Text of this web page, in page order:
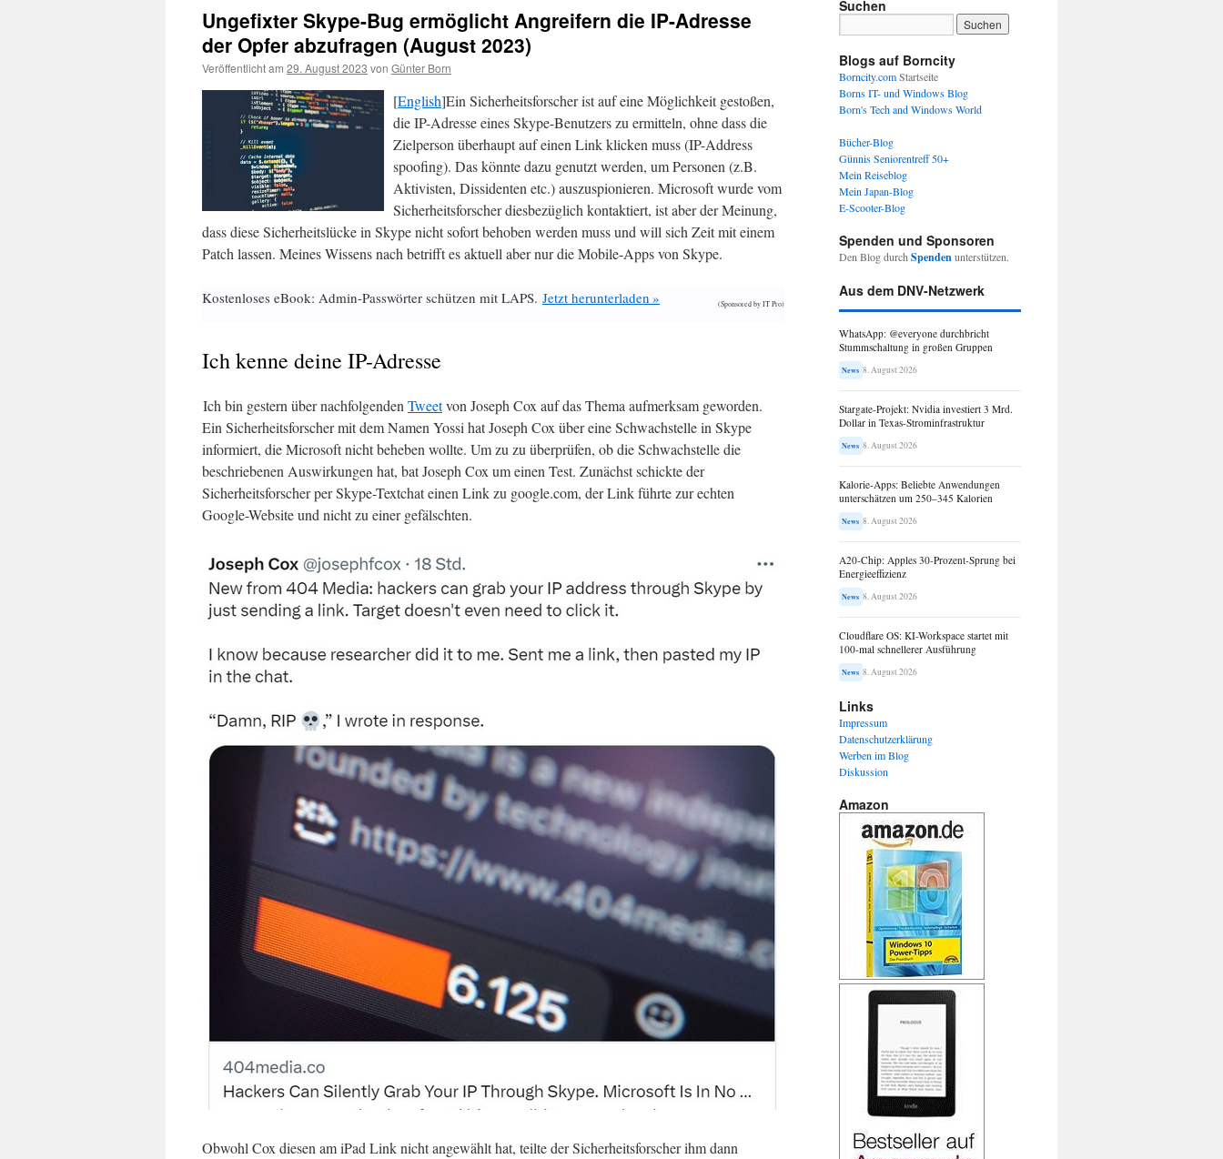
Ungefixter Skype-Bug ermöglicht Angreifern die IP-Adresse
der Opfer abzufragen (August 2023)
Veröffentlicht am 29. August 2023 von Günter Born
[English]Ein Sicherheitsforscher ist auf eine Möglichkeit gestoßen,
die IP-Adresse eines Skype-Benutzers zu ermitteln, ohne dass die
Zielperson überhaupt auf einen Link klicken muss (IP-Address
spoofing). Das könnte dazu genutzt werden, um Personen (z.B.
Aktivisten, Dissidenten etc.) auszuspionieren. Microsoft wurde vom
Sicherheitsforscher diesbezüglich kontaktiert, ist aber der Meinung,
dass diese Sicherheitslücke in Skype nicht sofort behoben werden muss und will sich Zeit mit einem
Patch lassen. Meines Wissens nach betrifft es aktuell aber nur die Mobile-Apps von Skype.
Kostenloses eBook: Admin-Passwörter schützen mit LAPS. Jetzt herunterladen » (Sponsored by IT Pro)
Ich kenne deine IP-Adresse
Ich bin gestern über nachfolgenden Tweetvon Joseph Cox auf das Thema aufmerksam geworden.
Ein Sicherheitsforscher mit dem Namen Yossi hat Joseph Cox über eine Schwachstelle in Skype
informiert, die Microsoft nicht beheben wollte. Um zu zu überprüfen, ob die Schwachstelle die
beschriebenen Auswirkungen hat, bat Joseph Cox um einen Test. Zunächst schickte der
Sicherheitsforscher per Skype-Textchat einen Link zu google.com, der Link führte zur echten
Google-Website und nicht zu einer gefälschten.
Obwohl Cox diesen am iPad Link nicht angewählt hat, teilte der Sicherheitsforscher ihm dann
Suchen
Blogs auf Borncity
Borncity.comStartseite
Borns IT- und Windows Blog
Born's Tech and Windows World
Bücher-Blog
Günnis Seniorentreff 50+
Mein Reiseblog
Mein Japan-Blog
E-Scooter-Blog
Spenden und Sponsoren
Den Blog durch Spendenunterstützen.
Aus dem DNV-Netzwerk
WhatsApp: @everyone durchbricht
Stummschaltung in großen Gruppen
News 8. August 2026
Stargate-Projekt: Nvidia investiert 3 Mrd.
Dollar in Texas-Strominfrastruktur
News 8. August 2026
Kalorie-Apps: Beliebte Anwendungen
unterschätzen um 250–345 Kalorien
News 8. August 2026
A20-Chip: Apples 30-Prozent-Sprung bei
Energieeffizienz
News 8. August 2026
Cloudflare OS: KI-Workspace startet mit
100-mal schnellerer Ausführung
News 8. August 2026
Links
Impressum
Datenschutzerklärung
Werben im Blog
Diskussion
Amazon